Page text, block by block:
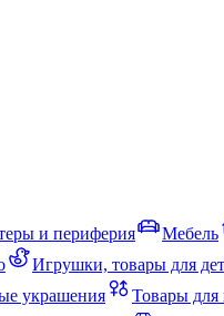
и периферия Мебель
Игрушки, товары для
украшения Товары для